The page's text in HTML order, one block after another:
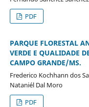
PDF
PARQUE FLORESTAL
VERDE E QUALIDADE
CAMPO GRANDE/MS.
Frederico Kochhann dos
Nataniél Dal Moro
PDF